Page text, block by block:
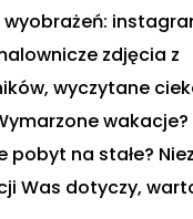
zdjęcia z
wyczytane
wakacje?
pobyt na stałe?
Was dotyczy,